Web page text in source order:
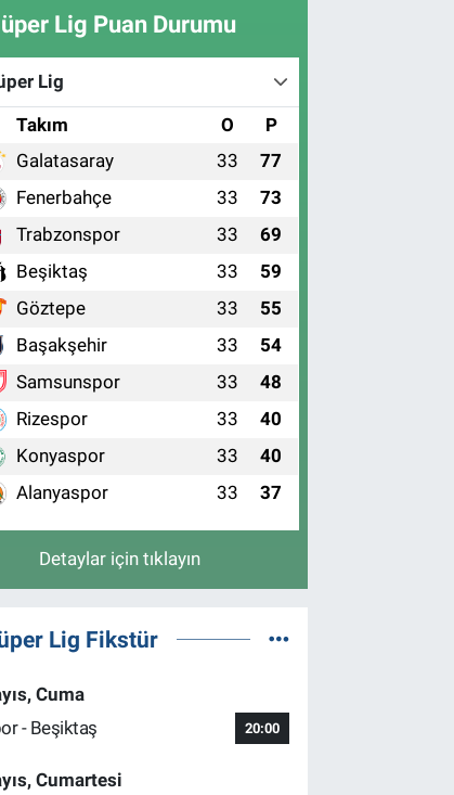
Lig Puan Durumu
Lig
Takım O P
Galatasaray 33 77
Fenerbahçe 33 73
Trabzonspor 33 69
Beşiktaş 33 59
Göztepe 33 55
Başakşehir 33 54
Samsunspor 33 48
Rizespor 33 40
Konyaspor 33 40
Alanyaspor 33 37
Detaylar için tıklayın
Lig Fikstür
Cuma
- Beşiktaş
20:00
Cumartesi